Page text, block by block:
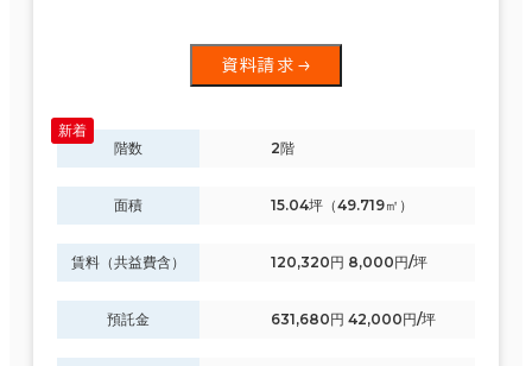
資料請求
階数 2階
面積 15.04坪（49.719㎡）
賃料（共益費含） 120,320円 8,000円/坪
預託金 631,680円 42,000円/坪